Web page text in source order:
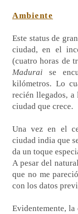
Ambiente
Este status de
ciudad, en el
(cuatro horas de
Madurai se
kilómetros. Lo
recién llegados, a
ciudad que crece.
Una vez en el
ciudad india que
da un toque
A pesar del
que no me
con los datos
Evidentemente,